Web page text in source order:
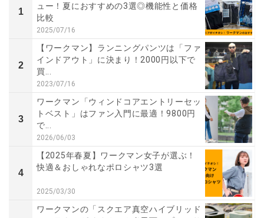
1
ュー！夏におすすめの3選◎機能性と価格
比較
2025/07/16
2
【ワークマン】ランニングパンツは「ファ
インドアウト」に決まり！2000円以下で
買...
2023/07/16
3
ワークマン「ウィンドコアエントリーセッ
トベスト」はファン入門に最適！9800円
で...
2026/06/03
4
【2025年春夏】ワークマン女子が選ぶ！
快適＆おしゃれなポロシャツ3選
2025/03/30
ワークマンの「スクエア真空ハイブリッド